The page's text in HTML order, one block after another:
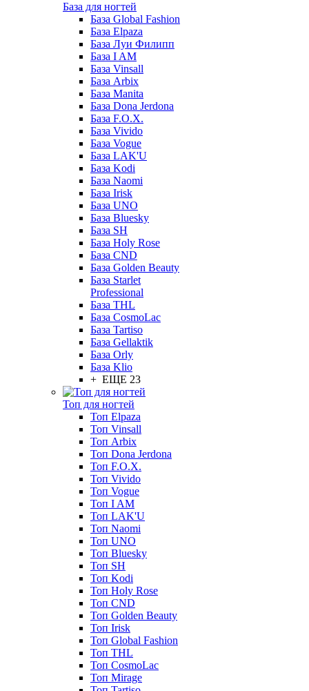
База для ногтей
База Global Fashion
База Elpaza
База Луи Филипп
База I AM
База Vinsall
База Arbix
База Manita
База Dona Jerdona
База F.O.X.
База Vivido
База Vogue
База LAK'U
База Kodi
База Naomi
База Irisk
База UNO
База Bluesky
База SH
База Holy Rose
База CND
База Golden Beauty
База Starlet
Professional
База THL
База CosmoLac
База Tartiso
База Gellaktik
База Orly
База Klio
+ ЕЩЕ 23
Топ для ногтей
Топ Elpaza
Топ Vinsall
Топ Arbix
Топ Dona Jerdona
Топ F.O.X.
Топ Vivido
Топ Vogue
Топ I AM
Топ LAK'U
Топ Naomi
Топ UNO
Топ Bluesky
Топ SH
Топ Kodi
Топ Holy Rose
Топ CND
Топ Golden Beauty
Топ Irisk
Топ Global Fashion
Топ THL
Топ CosmoLac
Топ Mirage